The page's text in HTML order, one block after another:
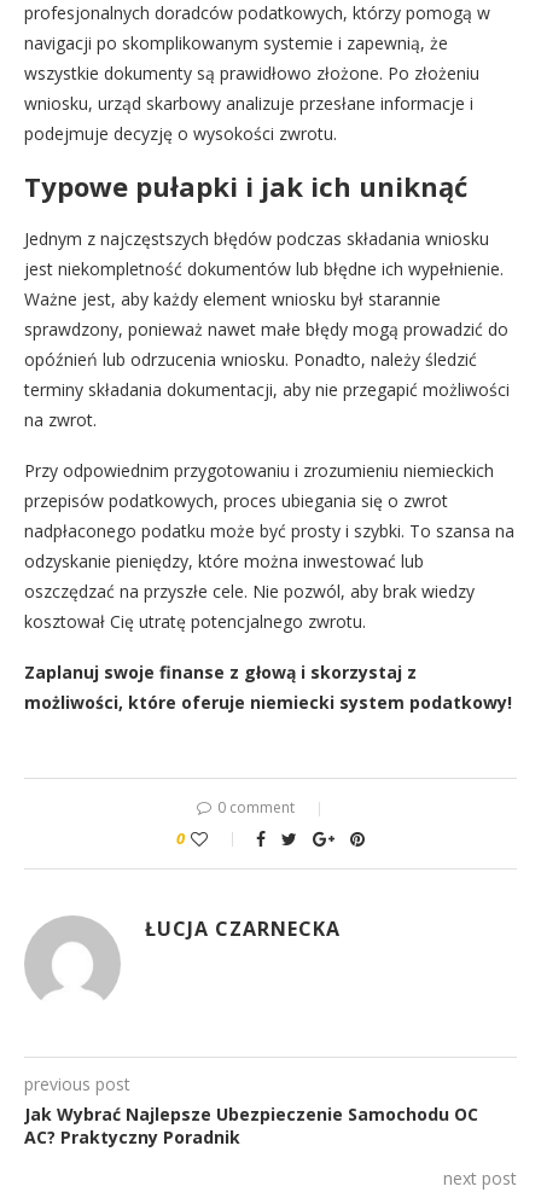
profesjonalnych doradców podatkowych, którzy pomogą w
navigacji po skomplikowanym systemie i zapewnią, że
wszystkie dokumenty są prawidłowo złożone. Po złożeniu
wniosku, urząd skarbowy analizuje przesłane informacje i
podejmuje decyzję o wysokości zwrotu.
Typowe pułapki i jak ich uniknąć
Jednym z najczęstszych błędów podczas składania wniosku
jest niekompletność dokumentów lub błędne ich wypełnienie.
Ważne jest, aby każdy element wniosku był starannie
sprawdzony, ponieważ nawet małe błędy mogą prowadzić do
opóźnień lub odrzucenia wniosku. Ponadto, należy śledzić
terminy składania dokumentacji, aby nie przegapić możliwości
na zwrot.
Przy odpowiednim przygotowaniu i zrozumieniu niemieckich
przepisów podatkowych, proces ubiegania się o zwrot
nadpłaconego podatku może być prosty i szybki. To szansa na
odzyskanie pieniędzy, które można inwestować lub
oszczędzać na przyszłe cele. Nie pozwól, aby brak wiedzy
kosztował Cię utratę potencjalnego zwrotu.
Zaplanuj swoje finanse z głową i skorzystaj z
możliwości, które oferuje niemiecki system podatkowy!
0 comment
0
ŁUCJA CZARNECKA
previous post
Jak Wybrać Najlepsze Ubezpieczenie Samochodu OC
AC? Praktyczny Poradnik
next post